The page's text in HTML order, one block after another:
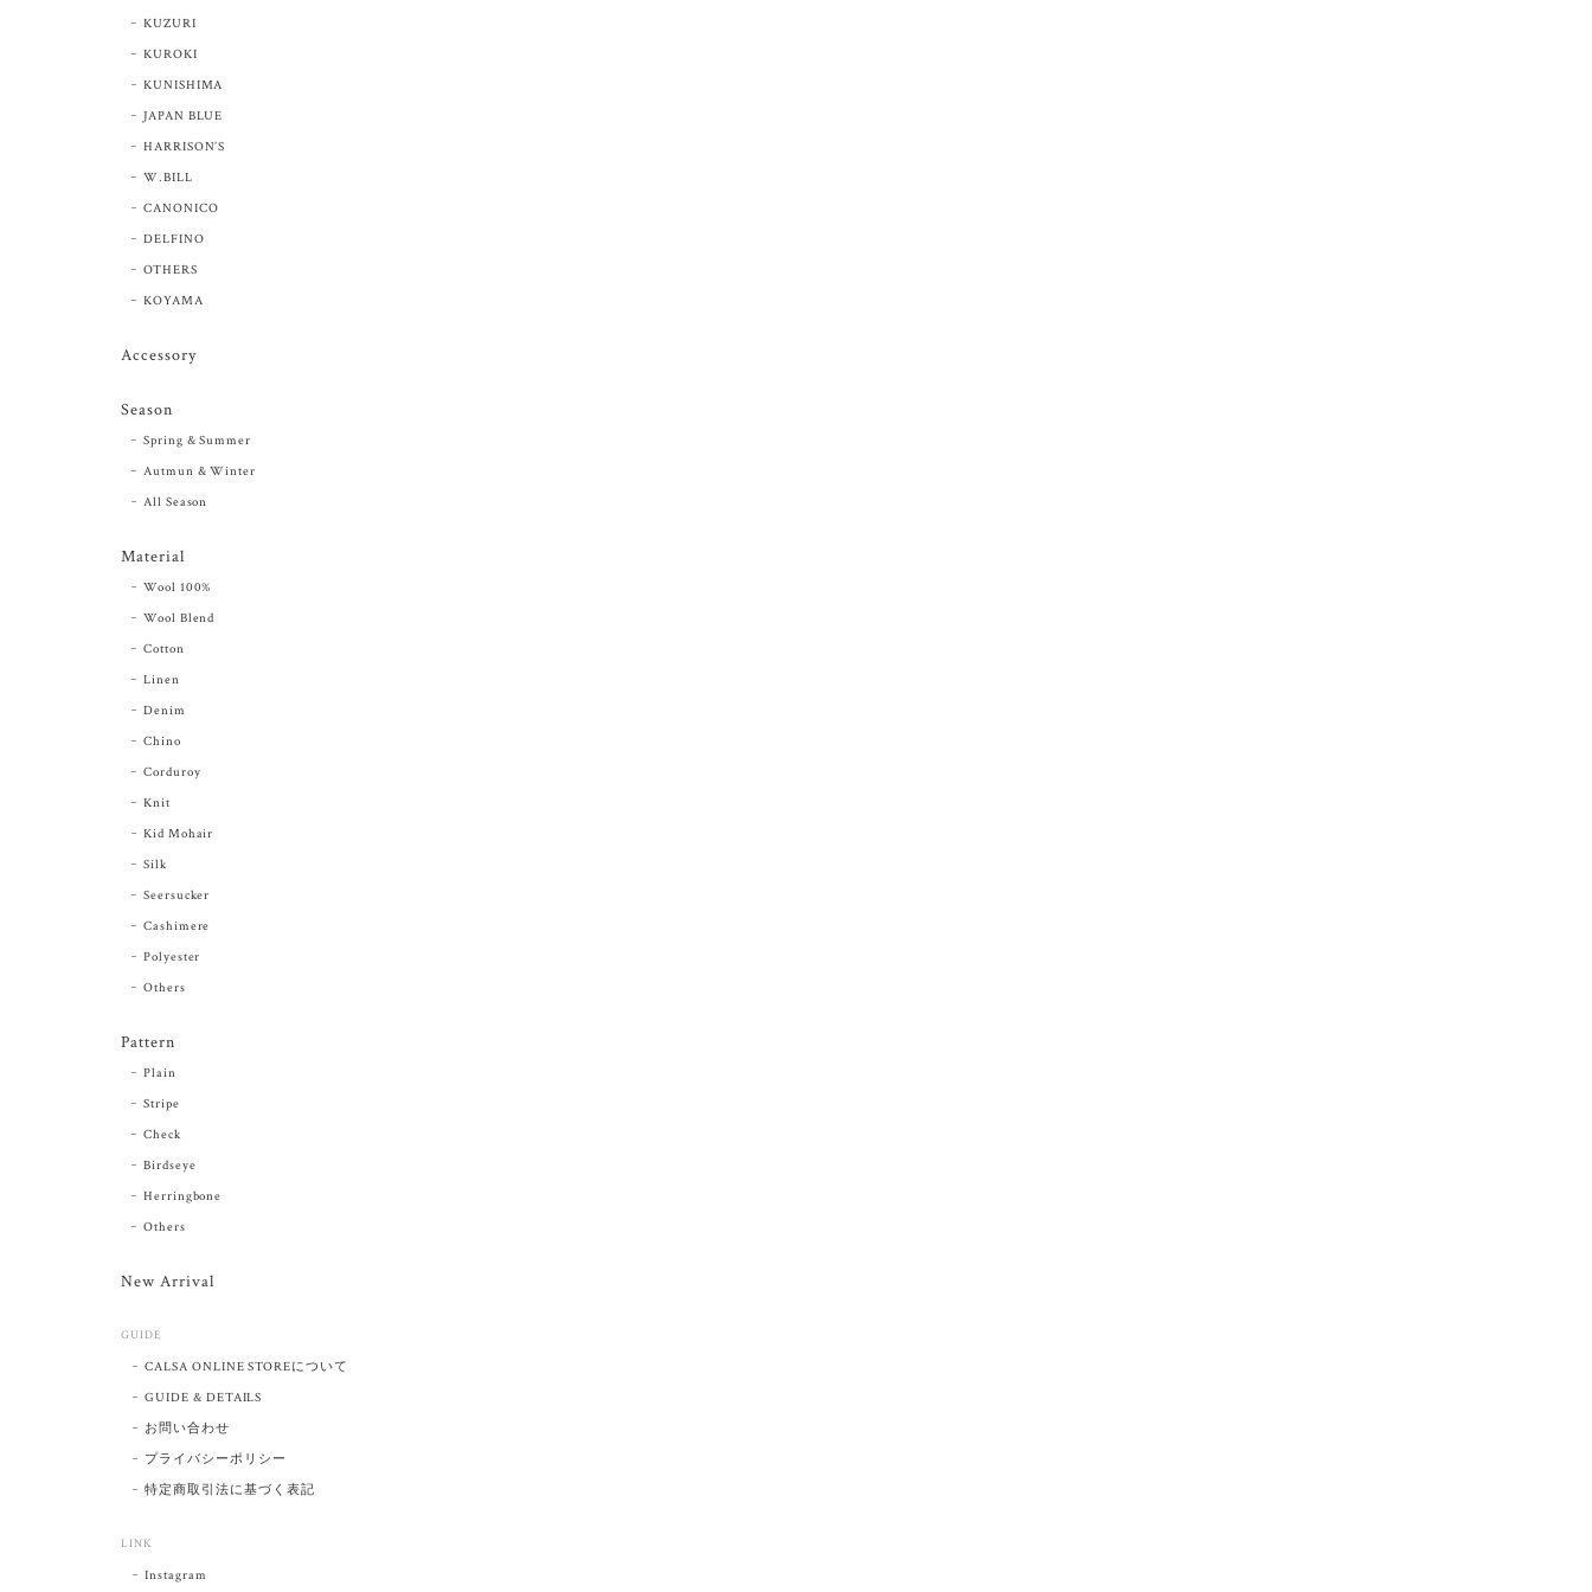
KUZURI
KUROKI
KUNISHIMA
JAPAN BLUE
HARRISON’S
W.BILL
CANONICO
DELFINO
OTHERS
KOYAMA
Accessory
Season
Spring & Summer
Autmun & Winter
All Season
Material
Wool 100%
Wool Blend
Cotton
Linen
Denim
Chino
Corduroy
Knit
Kid Mohair
Silk
Seersucker
Cashimere
Polyester
Others
Pattern
Plain
Stripe
Check
Birdseye
Herringbone
Others
New Arrival
GUIDE
CALSA ONLINE STOREについて
GUIDE & DETAILS
お問い合わせ
プライバシーポリシー
特定商取引法に基づく表記
LINK
Instagram